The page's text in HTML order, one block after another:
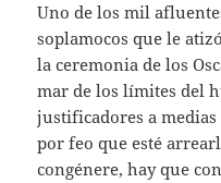
Uno de los mil
soplamocos que le
la ceremonia de los
mar de los límites del
justificadores a
por feo que esté
congénere, hay que